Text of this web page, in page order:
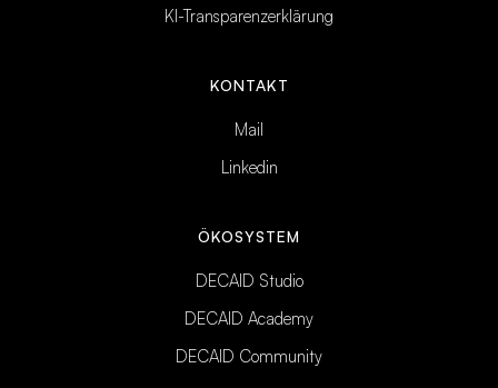
KI-Transparenzerklärung
KONTAKT
Mail
Linkedin
ÖKOSYSTEM
DECAID Studio
DECAID Academy
DECAID Community